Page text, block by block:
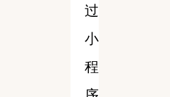
过
小
程